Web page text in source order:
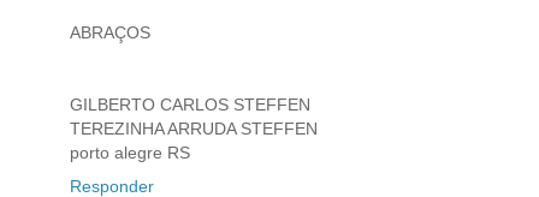
ABRAÇOS
GILBERTO CARLOS STEFFEN
TEREZINHA ARRUDA STEFFEN
porto alegre RS
Responder